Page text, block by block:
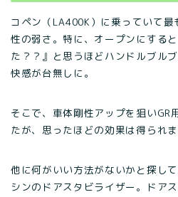
コペン（LA400K）に乗っていて
性の弱さ。特に、オープンにする
た？？』と思うほどハンドルブル
快感が台無しに。
そこで、車体剛性アップを狙いGR
たが、思ったほどの効果は得られま
他に何がいい方法がないかと探し
シンのドアスタビライザー。ドア